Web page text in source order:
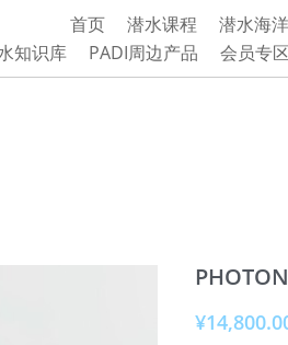
首页 潜水课程 潜水海
知识库
PADI周边产品 会员专区